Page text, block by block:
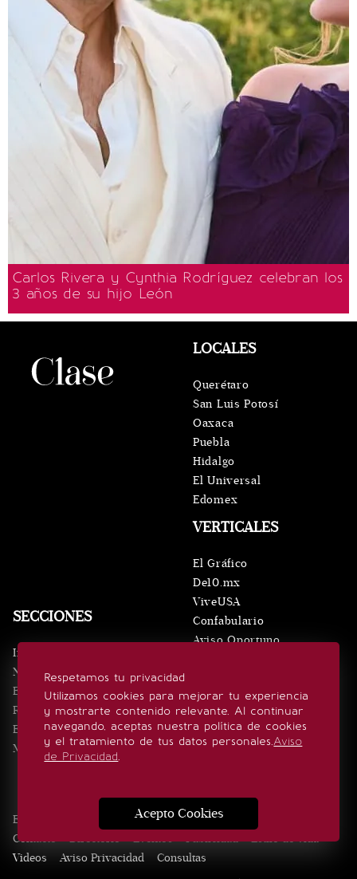
Carlos Rivera y Cynthia Rodríguez celebran los
3 años de su hijo León
Respetamos tu privacidad
Utilizamos cookies para mejorar tu experiencia
y mostrarte contenido relevante. Al continuar
navegando, aceptas nuestra política de cookies
y el tratamiento de tus datos personales.Aviso
de Privacidad.
Acepto Cookies
SECCIONES
Inicio
Noticias
Eventos
Realeza
Estilo de vida
Minuto x Minuto
VERTICALES
El Gráfico
De10.mx
ViveUSA
Confabulario
Aviso Oportuno
LOCALES
Querétaro
San Luis Potosí
Oaxaca
Puebla
Hidalgo
El Universal
Edomex
SÍGUENOS
Edición Impresa Noticias Quiénes somos
Contacto
Directorio Eventos Publicidad
Estilo de vida
Videos
Aviso Privacidad
Consultas